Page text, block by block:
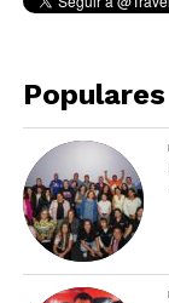
Populares